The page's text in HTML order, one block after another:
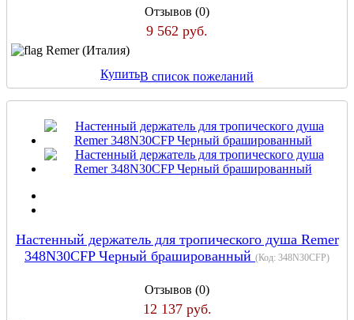
Отзывов (0)
9 562 руб.
Remer (Италия)
КупитьВ список пожеланий
Настенный держатель для тропического душа Remer
348N30CFP Черный брашированный (Код: 348N30CFP)
Отзывов (0)
12 137 руб.